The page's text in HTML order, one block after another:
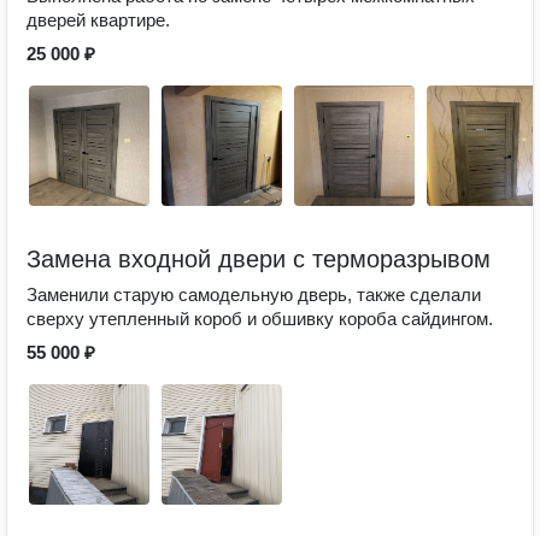
дверей квартире.
25 000 ₽
Замена входной двери с терморазрывом
Заменили старую самодельную дверь, также сделали
сверху утепленный короб и обшивку короба сайдингом.
55 000 ₽